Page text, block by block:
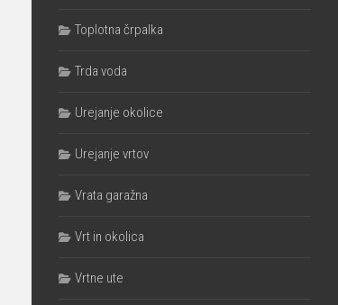
Toplotna črpalka
Trda voda
Urejanje okolice
Urejanje vrtov
Vrata garažna
Vrt in okolica
Vrtne ute